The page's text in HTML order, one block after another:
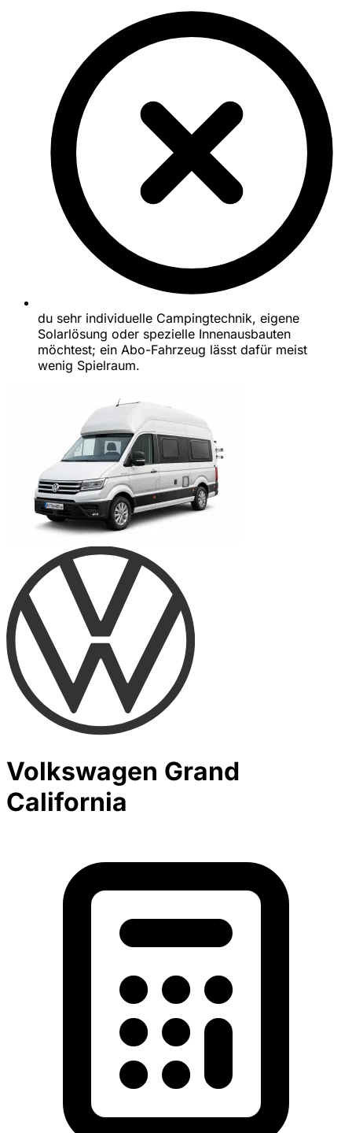
du sehr individuelle Campingtechnik, eigene
Solarlösung oder spezielle Innenausbauten
möchtest; ein Abo-Fahrzeug lässt dafür meist
wenig Spielraum.
Volkswagen Grand
California